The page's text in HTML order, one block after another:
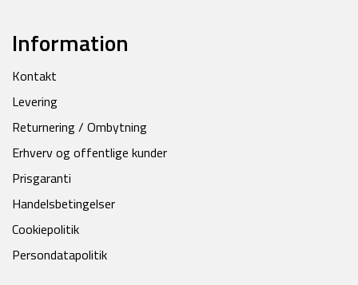
Information
Kontakt
Levering
Returnering / Ombytning
Erhverv og offentlige kunder
Prisgaranti
Handelsbetingelser
Cookiepolitik
Persondatapolitik